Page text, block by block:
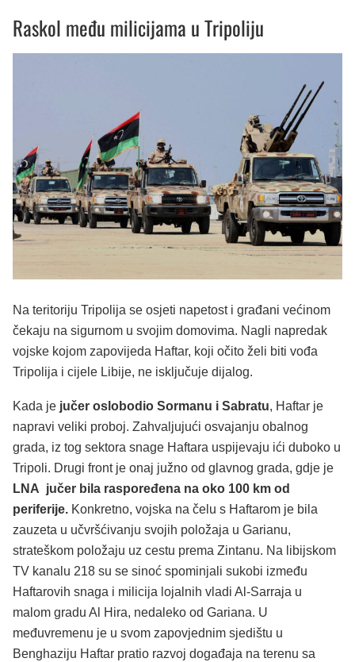
Raskol među milicijama u Tripoliju
Na teritoriju Tripolija se osjeti napetost i građani većinom
čekaju na sigurnom u svojim domovima. Nagli napredak
vojske kojom zapovijeda Haftar, koji očito želi biti vođa
Tripolija i cijele Libije, ne isključuje dijalog.
Kada je jučer oslobodio Sormanu i Sabratu, Haftar je
napravi veliki proboj. Zahvaljujući osvajanju obalnog
grada, iz tog sektora snage Haftara uspijevaju ići duboko u
Tripoli. Drugi front je onaj južno od glavnog grada, gdje je
LNA jučer bila raspoređena na oko 100 km od
periferije. Konkretno, vojska na čelu s Haftarom je bila
zauzeta u učvršćivanju svojih položaja u Garianu,
strateškom položaju uz cestu prema Zintanu. Na libijskom
TV kanalu 218 su se sinoć spominjali sukobi između
Haftarovih snaga i milicija lojalnih vladi Al-Sarraja u
malom gradu Al Hira, nedaleko od Gariana. U
međuvremenu je u svom zapovjednim sjedištu u
Benghaziju Haftar pratio razvoj događaja na terenu sa